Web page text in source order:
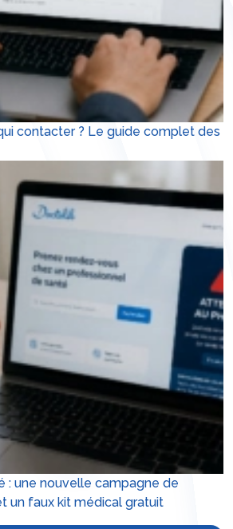
contacter ? Le guide complet des
: une nouvelle campagne de
un faux kit médical gratuit